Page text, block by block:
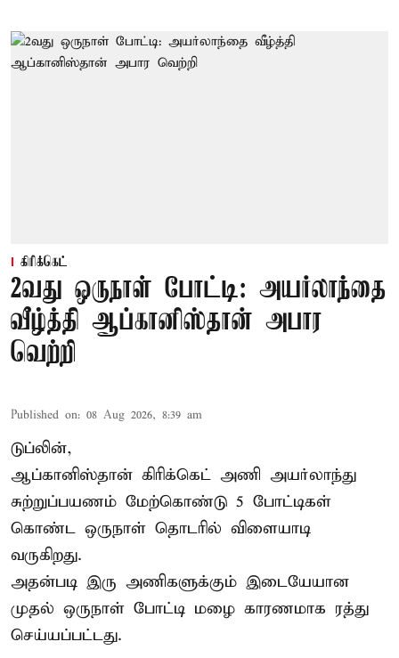
கிரிக்கெட்
2வது ஒருநாள் போட்டி: அயர்லாந்தை
வீழ்த்தி ஆப்கானிஸ்தான் அபார
வெற்றி
Published on: 08 Aug 2026, 8:39 am
டுப்லின்,
ஆப்கானிஸ்தான் கிரிக்கெட் அணி அயர்லாந்து
சுற்றுப்பயணம் மேற்கொண்டு 5 போட்டிகள்
கொண்ட ஒருநாள் தொடரில் விளையாடி
வருகிறது.
அதன்படி இரு அணிகளுக்கும் இடையேயான
முதல் ஒருநாள் போட்டி மழை காரணமாக ரத்து
செய்யப்பட்டது.